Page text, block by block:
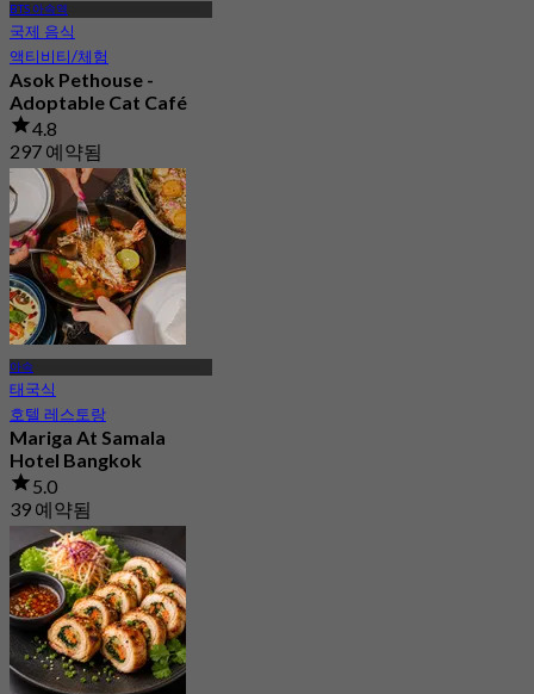
BTS 아속역
국제 음식
액티비티/체험
Asok Pethouse -
Adoptable Cat Café
4.8
297 예약됨
에서฿ 160
아속
태국식
호텔 레스토랑
Mariga At Samala
Hotel Bangkok
5.0
39 예약됨
에서฿ 537.5